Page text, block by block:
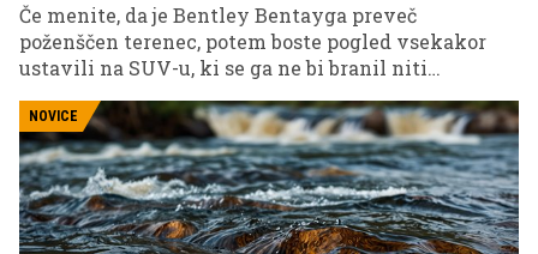
Če menite, da je Bentley Bentayga preveč
poženščen terenec, potem boste pogled vsekakor
ustavili na SUV-u, ki se ga ne bi branil niti
pripravljen na vse, tudi najhujše.
NOVICE